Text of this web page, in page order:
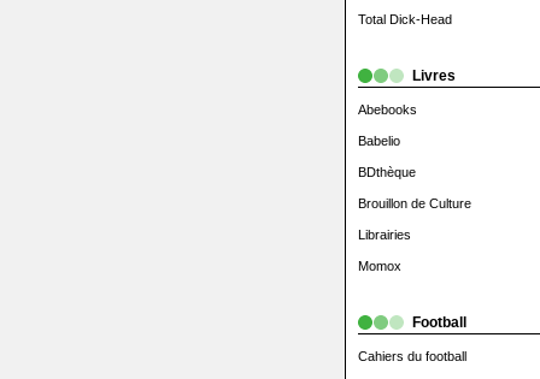
Total Dick-Head
Livres
Abebooks
Babelio
BDthèque
Brouillon de Culture
Librairies
Momox
Football
Cahiers du football